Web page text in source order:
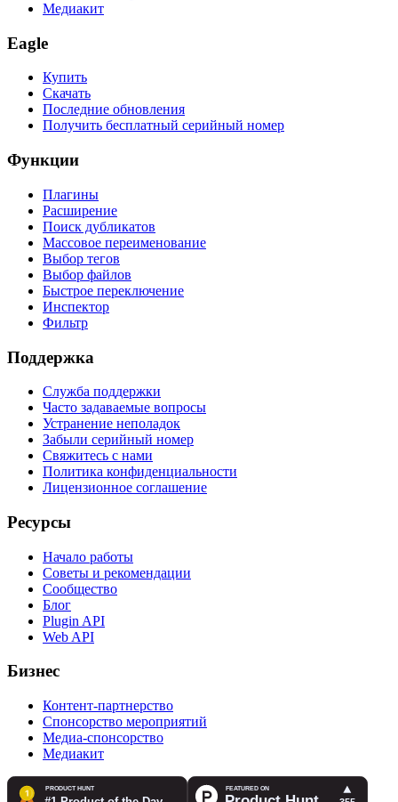
Медиакит
Eagle
Купить
Скачать
Последние обновления
Получить бесплатный серийный номер
Функции
Плагины
Расширение
Поиск дубликатов
Массовое переименование
Выбор тегов
Выбор файлов
Быстрое переключение
Инспектор
Фильтр
Поддержка
Служба поддержки
Часто задаваемые вопросы
Устранение неполадок
Забыли серийный номер
Свяжитесь с нами
Политика конфиденциальности
Лицензионное соглашение
Ресурсы
Начало работы
Советы и рекомендации
Сообщество
Блог
Plugin API
Web API
Бизнес
Контент-партнерство
Спонсорство мероприятий
Медиа-спонсорство
Медиакит